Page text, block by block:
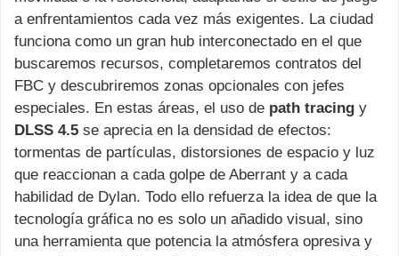
a enfrentamientos cada vez más exigentes. La ciudad
funciona como un gran hub interconectado en el que
buscaremos recursos, completaremos contratos del
FBC y descubriremos zonas opcionales con jefes
especiales. En estas áreas, el uso de path tracing y
DLSS 4.5 se aprecia en la densidad de efectos:
tormentas de partículas, distorsiones de espacio y luz
que reaccionan a cada golpe de Aberrant y a cada
habilidad de Dylan. Todo ello refuerza la idea de que la
tecnología gráfica no es solo un añadido visual, sino
una herramienta que potencia la atmósfera opresiva y